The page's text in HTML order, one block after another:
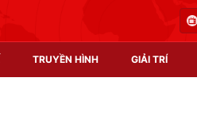
TRUYỀN HÌNH GIẢI TRÍ